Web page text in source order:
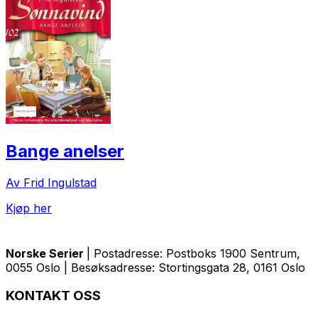
Bange anelser
Av Frid Ingulstad
Kjøp her
Norske Serier
| Postadresse: Postboks 1900 Sentrum,
0055 Oslo | Besøksadresse: Stortingsgata 28, 0161 Oslo
KONTAKT OSS